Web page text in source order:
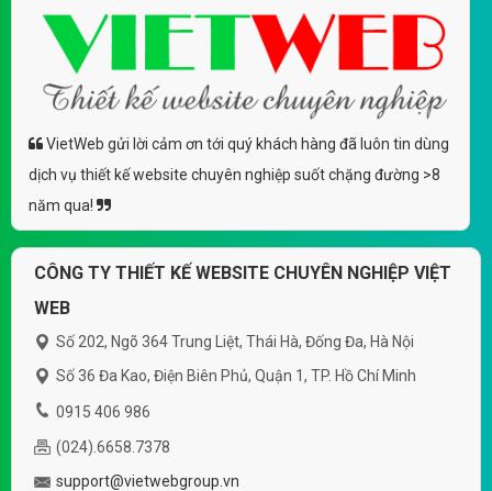
VietWeb gửi lời cảm ơn tới quý khách hàng đã luôn tin dùng
dịch vụ thiết kế website chuyên nghiệp suốt chặng đường >8
năm qua!
CÔNG TY THIẾT KẾ WEBSITE CHUYÊN NGHIỆP VIỆT
WEB
Số 202, Ngõ 364 Trung Liệt, Thái Hà, Đống Đa, Hà Nội
Số 36 Đa Kao, Điện Biên Phủ, Quận 1, TP. Hồ Chí Minh
0915 406 986
(024).6658.7378
support@vietwebgroup.vn